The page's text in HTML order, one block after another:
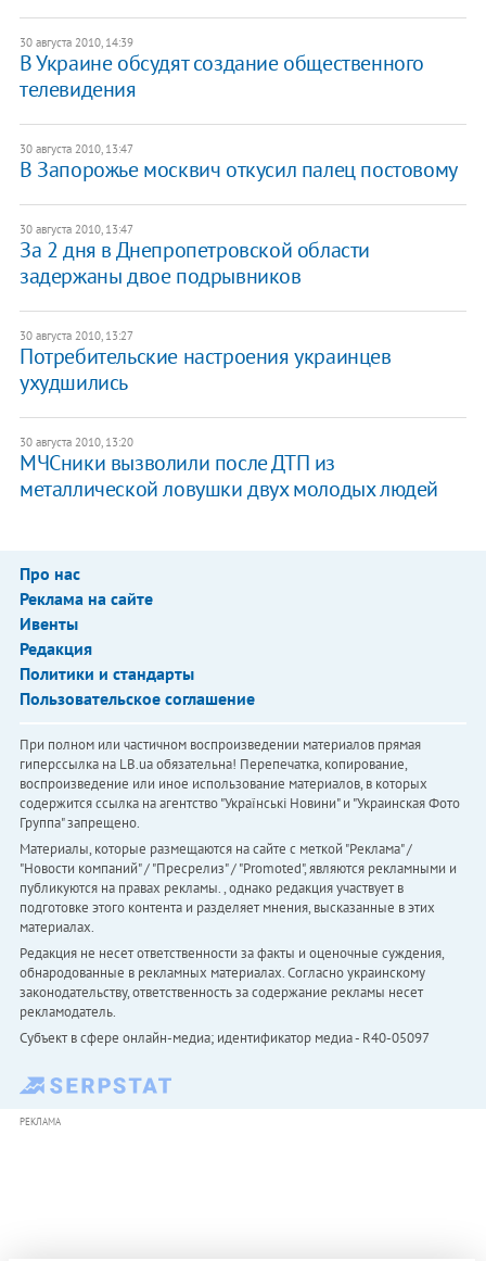
30 августа 2010, 14:39
В Украине обсудят создание общественного
телевидения
30 августа 2010, 13:47
В Запорожье москвич откусил палец постовому
30 августа 2010, 13:47
За 2 дня в Днепропетровской области
задержаны двое подрывников
30 августа 2010, 13:27
Потребительские настроения украинцев
ухудшились
30 августа 2010, 13:20
МЧСники вызволили после ДТП из
металлической ловушки двух молодых людей
Про нас
Реклама на сайте
Ивенты
Редакция
Политики и стандарты
Пользовательское соглашение
При полном или частичном воспроизведении материалов прямая
гиперссылка на LB.ua обязательна! Перепечатка, копирование,
воспроизведение или иное использование материалов, в которых
содержится ссылка на агентство "Українськi Новини" и "Украинская Фото
Группа" запрещено.
Материалы, которые размещаются на сайте с меткой "Реклама" /
"Новости компаний" / "Пресрелиз" / "Promoted", являются рекламными и
публикуются на правах рекламы. , однако редакция участвует в
подготовке этого контента и разделяет мнения, высказанные в этих
материалах.
Редакция не несет ответственности за факты и оценочные суждения,
обнародованные в рекламных материалах. Согласно украинскому
законодательству, ответственность за содержание рекламы несет
рекламодатель.
Субъект в сфере онлайн-медиа; идентификатор медиа - R40-05097
РЕКЛАМА